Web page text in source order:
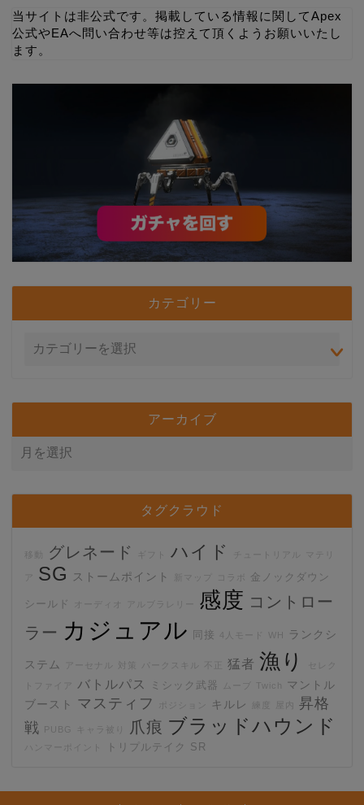
当サイトは非公式です。掲載している情報に関してApex
公式やEAへ問い合わせ等は控えて頂くようお願いいたし
ます。
カテゴリー
アーカイブ
タグクラウド
グレネード ハイド マテリ
SG ストームポイント 新マップ コラボ 金ノックダウン
シールド アルブラレリー 感度 コントロー
ラー カジュアル 同接 4人モード WH ランクシ
ステム 猛者 漁り
バトルパス ミシック武器 Twich
マントル
ブースト
マスティフ キルレ
昇格
戦
キャラ被り 爪痕 ブラッドハウンド
ハンマーポイント トリプルテイク SR